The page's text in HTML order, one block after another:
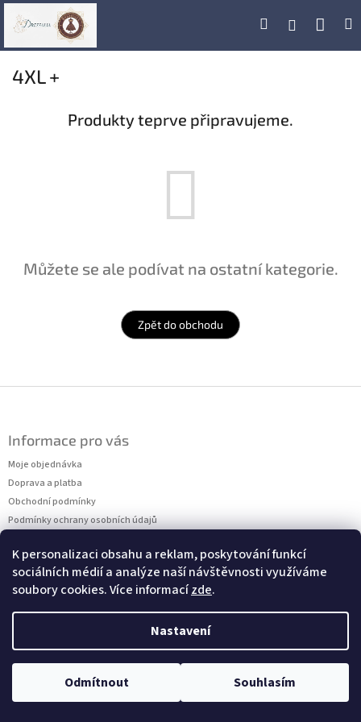
K personalizaci obsahu a reklam, poskytování funkcí
sociálních médií a analýze naší návštěvnosti využíváme
soubory cookies. Více informacízde.
Nastavení
Odmítnout Souhlasím
Přejít
Hledat Přihlášení
4XL +
Produkty teprve připravujeme.
Můžete se ale podívat na ostatní kategorie.
Zpět do obchodu
Informace pro vás
Moje objednávka
Doprava a platba
Obchodní podmínky
Podmínky ochrany osobních údajů
Měření velikostí
Vytvořil ShoptetCopyright 2026Dressalia. Všechna práva vyhrazena.
Upravit nastavení cookies